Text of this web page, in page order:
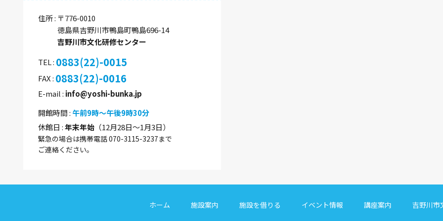
住所 〒776-0010
徳島県吉野川市鴨島町鴨島696-14
吉野川市文化研修センター
TEL 0883(22)-0015
FAX 0883(22)-0016
E-mail info@yoshi-bunka.jp
開館時間 午前9時～午後9時30分
休館日 年末年始 （12月28日～1月3日）
緊急の場合は携帯電話 070-3115-3237まで
ご連絡ください。
ホーム 施設案内 施設を借りる イベント情報 講座案内 吉野川市